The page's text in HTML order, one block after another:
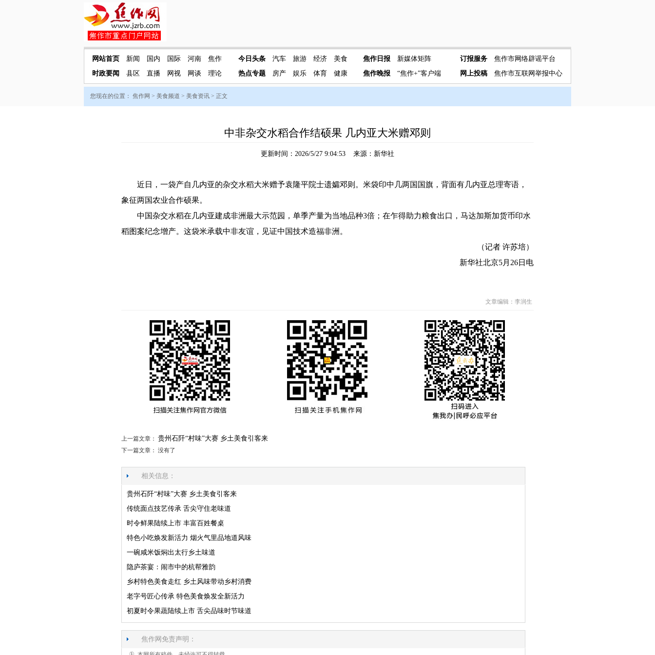
网站首页 新闻 国内 国际 河南
焦作
时政要闻
县区 直播 网视 网谈 理论
今日头条 汽车 旅游 经济
美食
热点专题
房产 娱乐 体育 健康
焦作日报
新媒体矩阵
焦作晚报
“焦作+”客户端
订报服务
焦作市网络辟谣平台
网上投稿
焦作市互联网举报中心
您现在的位置： 焦作网 > 美食频道 > 美食资讯 > 正文
中非杂交水稻合作结硕果 几内亚大米赠邓则
更新时间：2026/5/27 9:04:53 来源：新华社
近日，一袋产自几内亚的杂交水稻大米赠予袁隆平院士遗孀邓则。米袋印中几两国国旗，背面有几内亚总理寄语，
象征两国农业合作硕果。
中国杂交水稻在几内亚建成非洲最大示范园，单季产量为当地品种3倍；在乍得助力粮食出口，马达加斯加货币印水
稻图案纪念增产。这袋米承载中非友谊，见证中国技术造福非洲。
（记者 许苏培）
新华社北京5月26日电
文章编辑：李润生
上一篇文章： 贵州石阡“村味”大赛 乡土美食引客来
下一篇文章： 没有了
相关信息：
贵州石阡“村味”大赛 乡土美食引客来
传统面点技艺传承 舌尖守住老味道
时令鲜果陆续上市 丰富百姓餐桌
特色小吃焕发新活力 烟火气里品地道风味
一碗咸米饭焖出太行乡土味道
隐庐茶宴：闹市中的杭帮雅韵
乡村特色美食走红 乡土风味带动乡村消费
老字号匠心传承 特色美食焕发全新活力
初夏时令果蔬陆续上市 舌尖品味时节味道
焦作网免责声明：